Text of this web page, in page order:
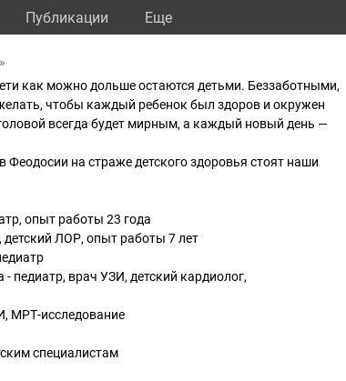
Публикации Eще
как можно дольше остаются детьми. Беззаботными,
чтобы каждый ребенок был здоров и окружен
всегда будет мирным, а каждый новый день —
на страже детского здоровья стоят наши
опыт работы 23 года
ЛОР, опыт работы 7 лет
врач УЗИ, детский кардиолог,
МРТ-исследование
специалистам